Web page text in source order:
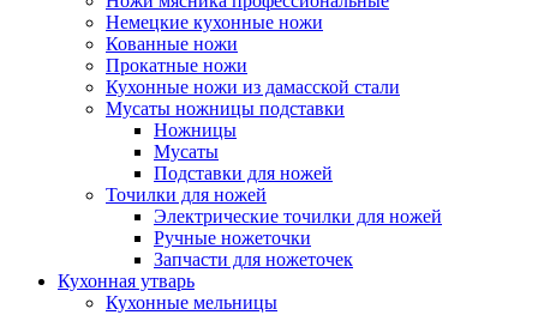
Немецкие кухонные ножи
Кованные ножи
Прокатные ножи
Кухонные ножи из дамасской стали
Мусаты ножницы подставки
Ножницы
Мусаты
Подставки для ножей
Точилки для ножей
Электрические точилки для ножей
Ручные ножеточки
Запчасти для ножеточек
Кухонная утварь
Кухонные мельницы